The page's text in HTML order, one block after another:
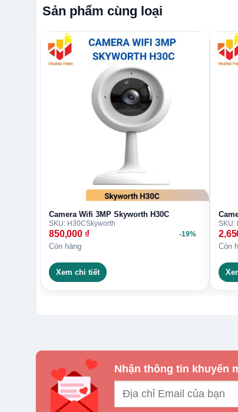
Tích hợp Mic & loa , âm thanh G711A
Chế độ ánh sáng: Tự động, Chế độ ban
Tự động tuần tra, Phát hiện và theo dõi
Phát hiện & Theo dõi Con người- Phát
Xem trên TV
Sản phẩm và nội dung liên quan
Camera Wifi 3MP Skyworth H30C
Camera Wifi 5MP Skyworth A50
Lắp camera nhà vườn trọn gói giá rẻ
Lắp đặt camera quan sát cho salon
Liên hệ Trường Thịnh để được kiểm tra
khi đặt mua.
Sản phẩm cùng loại
Camera Wifi 3MP Skyworth H30C
SKU: H30CSkyworth
850,000 ₫ -19%
Còn hàng
Xem chi tiết
SKU:
Còn
Nhận thông tin khuyến